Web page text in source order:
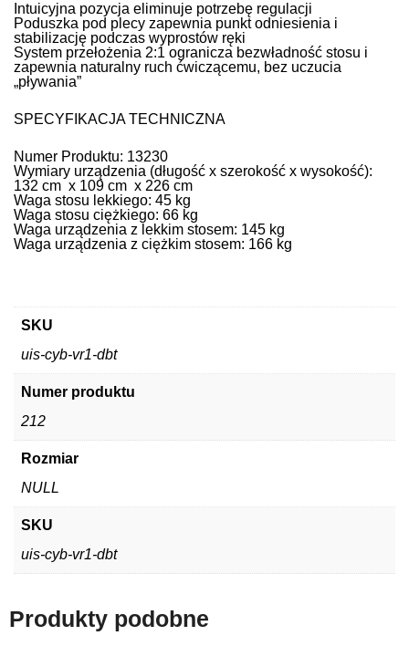
Intuicyjna pozycja eliminuje potrzebę regulacji
Poduszka pod plecy zapewnia punkt odniesienia i
stabilizację podczas wyprostów ręki
System przełożenia 2:1 ogranicza bezwładność stosu i
zapewnia naturalny ruch ćwiczącemu, bez uczucia
„pływania”
SPECYFIKACJA TECHNICZNA
Numer Produktu: 13230
Wymiary urządzenia (długość x szerokość x wysokość):
132 cm x 109 cm x 226 cm
Waga stosu lekkiego: 45 kg
Waga stosu ciężkiego: 66 kg
Waga urządzenia z lekkim stosem: 145 kg
Waga urządzenia z ciężkim stosem: 166 kg
SKU
uis-cyb-vr1-dbt
Numer produktu
212
Rozmiar
NULL
SKU
uis-cyb-vr1-dbt
Produkty podobne